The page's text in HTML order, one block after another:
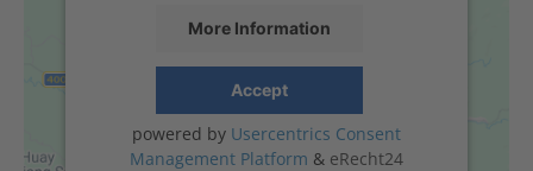
More Information
Accept
powered by Usercentrics Consent
Management Platform & eRecht24